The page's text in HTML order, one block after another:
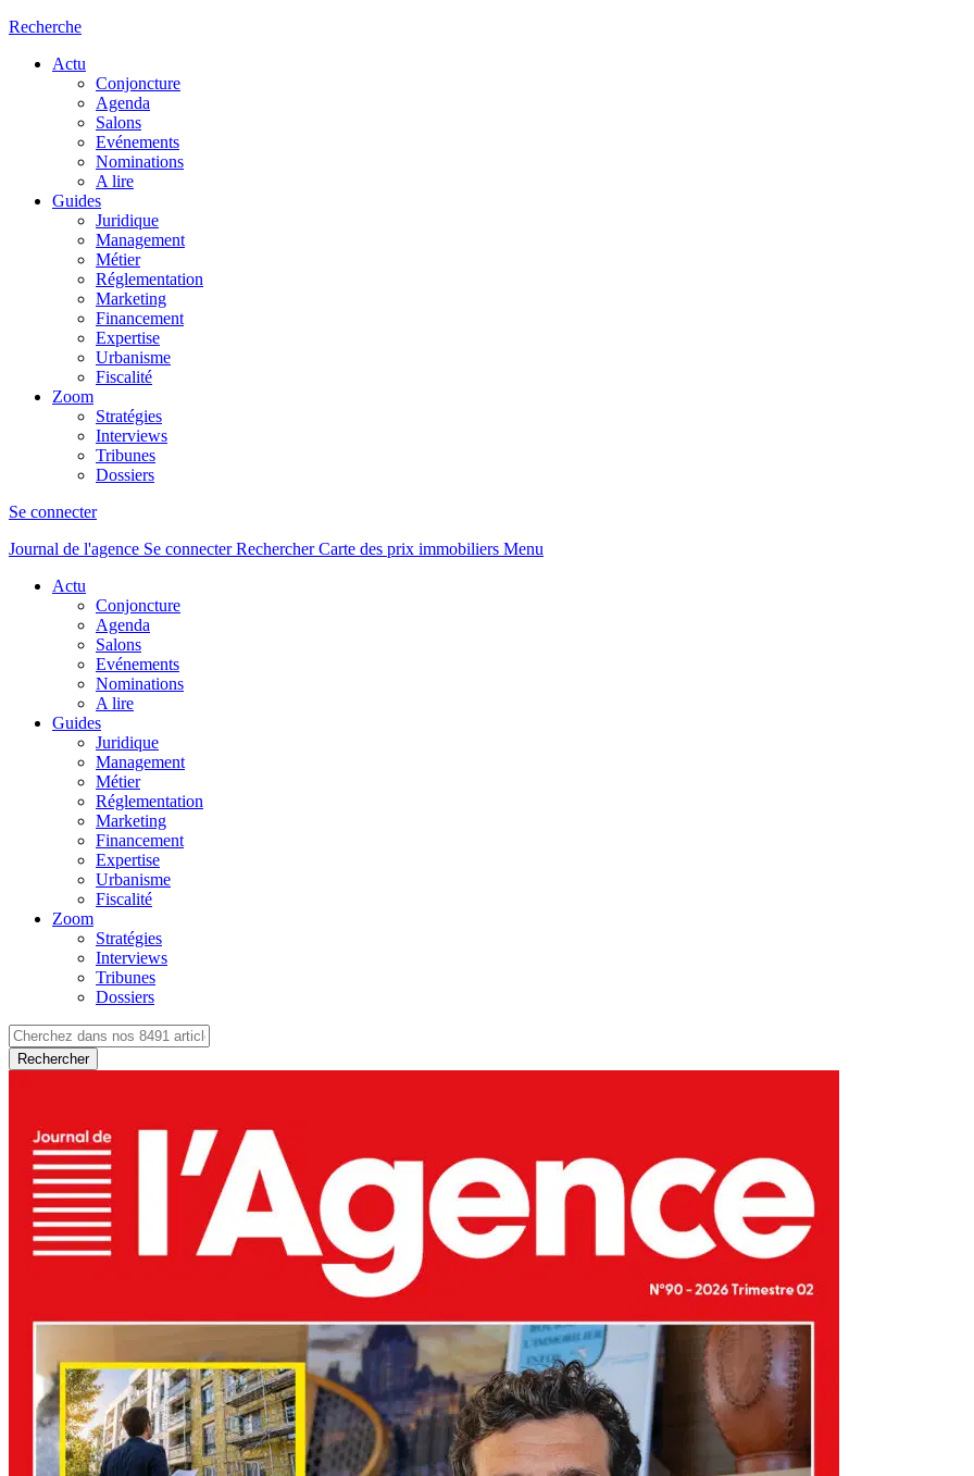
Recherche
Actu
Conjoncture
Agenda
Salons
Evénements
Nominations
A lire
Guides
Juridique
Management
Métier
Réglementation
Marketing
Financement
Expertise
Urbanisme
Fiscalité
Zoom
Stratégies
Interviews
Tribunes
Dossiers
Se connecter
Journal de l'agence Se connecterRechercher Carte des prix immobiliers Menu
Actu
Conjoncture
Agenda
Salons
Evénements
Nominations
A lire
Guides
Juridique
Management
Métier
Réglementation
Marketing
Financement
Expertise
Urbanisme
Fiscalité
Zoom
Stratégies
Interviews
Tribunes
Dossiers
Rechercher